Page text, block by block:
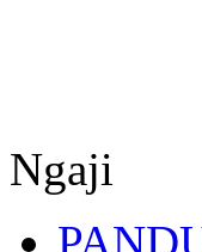
Ngaji